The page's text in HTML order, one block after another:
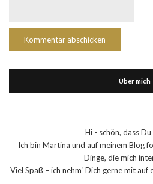
Über mich
Hi - schön, dass
Ich bin Martina und auf meinem Blog
Dinge, die mich
Viel Spaß – ich nehm‘ Dich gerne mit auf